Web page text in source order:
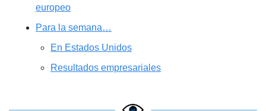
europeo
Para la semana…
En Estados Unidos
Resultados empresariales